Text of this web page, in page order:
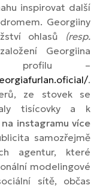
inspirovat další
Georgiiny
ohlasů (resp.
Georgiina
profilu –
.
ze stovek se
tisícovky a k
instagramu více
samozřejmě
agentur, které
modelingové
sítě, občas